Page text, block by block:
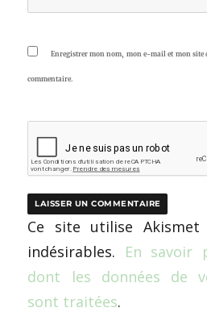
Enregistrer mon nom, mon e-mail et mon site
commentaire.
Ce site utilise
indésirables. En savoir
dont les données de
sont traitées.